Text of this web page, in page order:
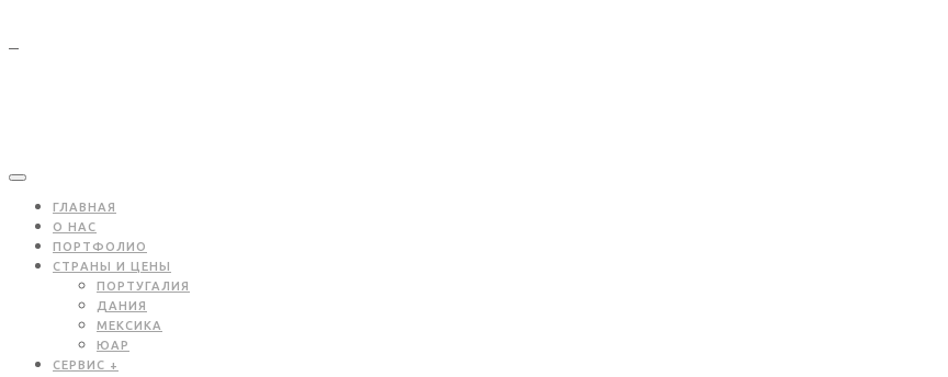
ГЛАВНАЯ
О НАС
ПОРТФОЛИО
СТРАНЫ И ЦЕНЫ
ПОРТУГАЛИЯ
ДАНИЯ
МЕКСИКА
ЮАР
СЕРВИС +